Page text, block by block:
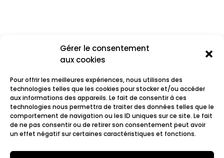
Gérer le consentement
aux cookies
Pour offrir les meilleures expériences, nous utilisons des
technologies telles que les cookies pour stocker et/ou accéder
aux informations des appareils. Le fait de consentir à ces
technologies nous permettra de traiter des données telles que le
comportement de navigation ou les ID uniques sur ce site. Le fait
de ne pas consentir ou de retirer son consentement peut avoir
un effet négatif sur certaines caractéristiques et fonctions.
Les Thugs